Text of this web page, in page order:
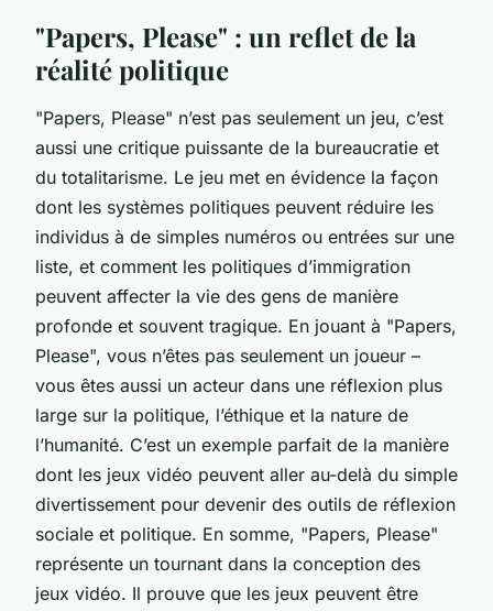
"Papers, Please" : un reflet de la
réalité politique
"Papers, Please" n’est pas seulement un jeu, c’est
aussi une critique puissante de la bureaucratie et
du totalitarisme. Le jeu met en évidence la façon
dont les systèmes politiques peuvent réduire les
individus à de simples numéros ou entrées sur une
liste, et comment les politiques d’immigration
peuvent affecter la vie des gens de manière
profonde et souvent tragique. En jouant à "Papers,
Please", vous n’êtes pas seulement un joueur –
vous êtes aussi un acteur dans une réflexion plus
large sur la politique, l’éthique et la nature de
l’humanité. C’est un exemple parfait de la manière
dont les jeux vidéo peuvent aller au-delà du simple
divertissement pour devenir des outils de réflexion
sociale et politique. En somme, "Papers, Please"
représente un tournant dans la conception des
jeux vidéo. Il prouve que les jeux peuvent être